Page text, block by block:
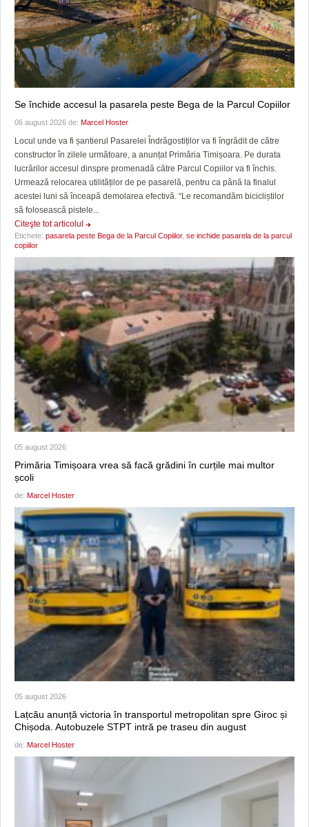
Se închide accesul la pasarela peste Bega de la Parcul Copiilor
06 august 2026 de: Marcel Hoster
Locul unde va fi șantierul Pasarelei Îndrăgostiților va fi îngrădit de către
constructor în zilele următoare, a anunțat Primăria Timișoara. Pe durata
lucrărilor accesul dinspre promenadă către Parcul Copiilor va fi închis.
Urmează relocarea utilităților de pe pasarelă, pentru ca până la finalul
acestei luni să înceapă demolarea efectivă. “Le recomandăm bicicliștilor
să folosească pistele...
Citeşte tot articolul
Etichete: pasarela peste Bega de la Parcul Copiilor, se inchide pasarela de la parcul
copiilor
05 august 2026
Primăria Timișoara vrea să facă grădini în curțile mai multor
școli
de: Marcel Hoster
05 august 2026
Lațcău anunță victoria în transportul metropolitan spre Giroc și
Chișoda. Autobuzele STPT intră pe traseu din august
de: Marcel Hoster